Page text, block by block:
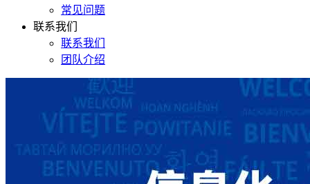
常见问题
联系我们
联系我们
团队介绍